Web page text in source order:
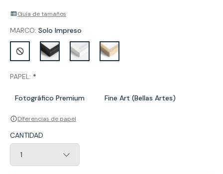
Guía de tamaños
MARCO: Solo Impreso
PAPEL: *
Fotográfico Premium Fine Art (Bellas Artes)
Diferencias de papel
CANTIDAD